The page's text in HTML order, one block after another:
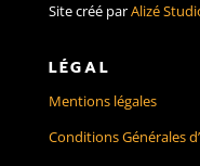
Site créé parAlizé
LÉGAL
Mentions légales
Conditions Générales